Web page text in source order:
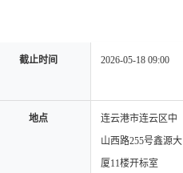
截止时间 2026-05-18 09:00
地点
连云港市连云区中
山西路255号鑫源大
厦11楼开标室